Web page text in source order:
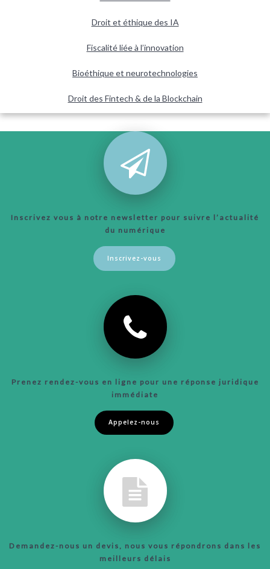
Droit et éthique des IA
Fiscalité liée à l’innovation
Bioéthique et neurotechnologies
Droit des Fintech & de la Blockchain
Inscrivez vous à notre newsletter pour suivre l’actualité
du numérique
Inscrivez-vous
Prenez rendez-vous en ligne pour une réponse juridique
immédiate
Appelez-nous
Demandez-nous un devis, nous vous répondrons dans les
meilleurs délais